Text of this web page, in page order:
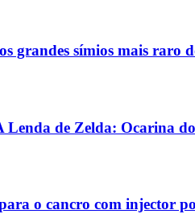
grandes símios mais raro
de Zelda: Ocarina
o cancro com injector